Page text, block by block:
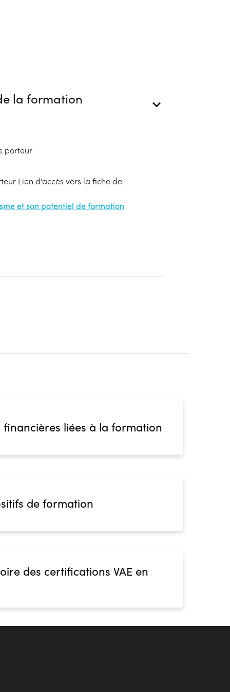
la formation
porteur
Lien d'accès vers la fiche de
et son potentiel de formation
financières liées à la formation
de formation
des certifications VAE en